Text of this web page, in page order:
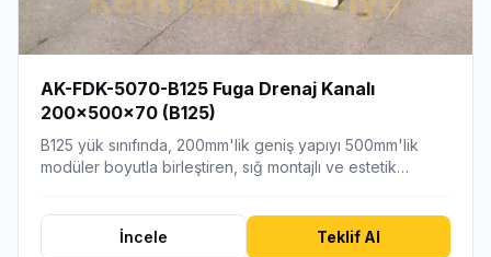
AK-FDK-5070-B125 Fuga Drenaj Kanalı
200x500x70 (B125)
B125 yük sınıfında, 200mm'lik geniş yapıyı 500mm'lik
modüler boyutla birleştiren, sığ montajlı ve estetik…
İncele Teklif Al